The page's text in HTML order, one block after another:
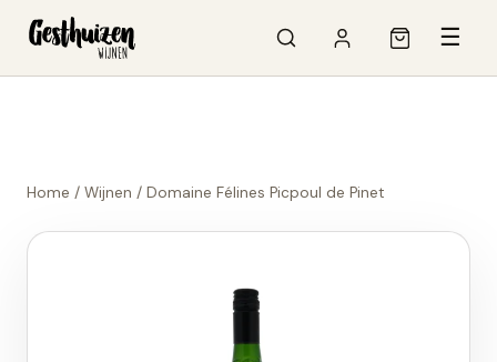
☰
Home / Wijnen / Domaine Félines Picpoul de Pinet